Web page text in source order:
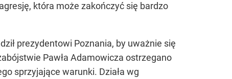
która może zakończyć się bardzo
prezydentowi Poznania, by uważnie się
Pawła Adamowicza ostrzegano
sprzyjające warunki. Działa wg